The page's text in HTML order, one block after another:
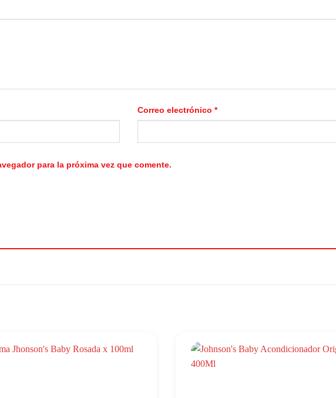
Correo electrónico *
para la próxima vez que comente.